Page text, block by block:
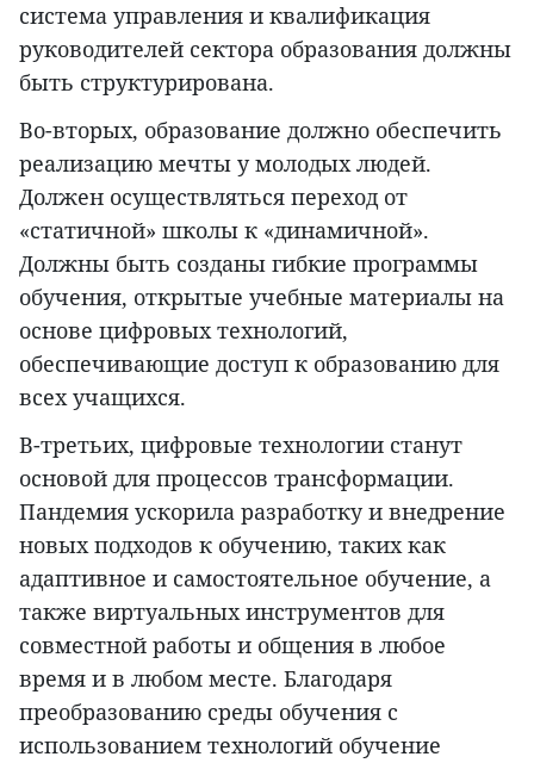
система управления и квалификация
руководителей сектора образования должны
быть структурирована.
Во-вторых, образование должно обеспечить
реализацию мечты у молодых людей.
Должен осуществляться переход от
«статичной» школы к «динамичной».
Должны быть созданы гибкие программы
обучения, открытые учебные материалы на
основе цифровых технологий,
обеспечивающие доступ к образованию для
всех учащихся.
В-третьих, цифровые технологии станут
основой для процессов трансформации.
Пандемия ускорила разработку и внедрение
новых подходов к обучению, таких как
адаптивное и самостоятельное обучение, а
также виртуальных инструментов для
совместной работы и общения в любое
время и в любом месте. Благодаря
преобразованию среды обучения с
использованием технологий обучение